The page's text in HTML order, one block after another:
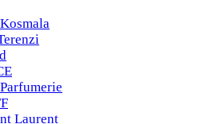
Laurent